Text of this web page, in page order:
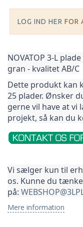
LOG IND HER FOR
NOVATOP 3-L
gran - kvalitet AB/C
Dette produkt kan
25 plader. Ønsker
gerne vil have at vi
projekt, så kan du
Vi sælger kun til
os. Kunne du
på:
Mere information